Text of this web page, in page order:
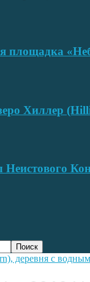
площадка
Хиллер
Неистового
деревня с